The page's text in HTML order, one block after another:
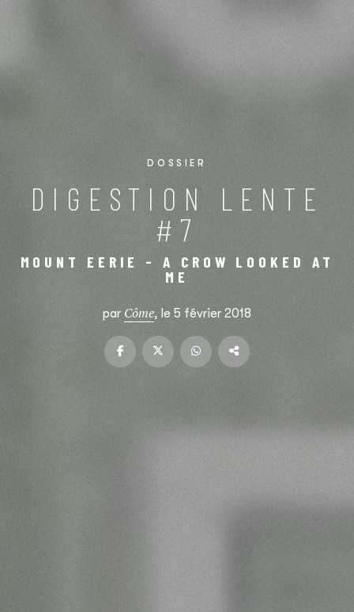
DOSSIER
DIGESTION LENTE
#7
MOUNT EERIE - A CROW LOOKED AT
ME
par Côme, le 5 février 2018